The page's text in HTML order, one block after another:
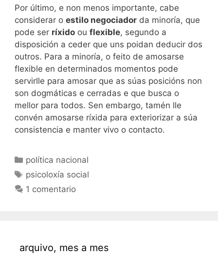
Por último, e non menos importante, cabe
considerar o estilo negociador da minoría, que
pode ser ríxido ou flexible, segundo a
disposición a ceder que uns poidan deducir dos
outros. Para a minoría, o feito de amosarse
flexible en determinados momentos pode
servirlle para amosar que as súas posicións non
son dogmáticas e cerradas e que busca o
mellor para todos. Sen embargo, tamén lle
convén amosarse ríxida para exteriorizar a súa
consistencia e manter vivo o contacto.
Categorías
política nacional
Etiquetas
psicoloxía social
1 comentario
arquivo, mes a mes